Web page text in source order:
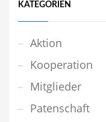
KATEGORIEN
Aktion
Kooperation
Mitglieder
Patenschaft